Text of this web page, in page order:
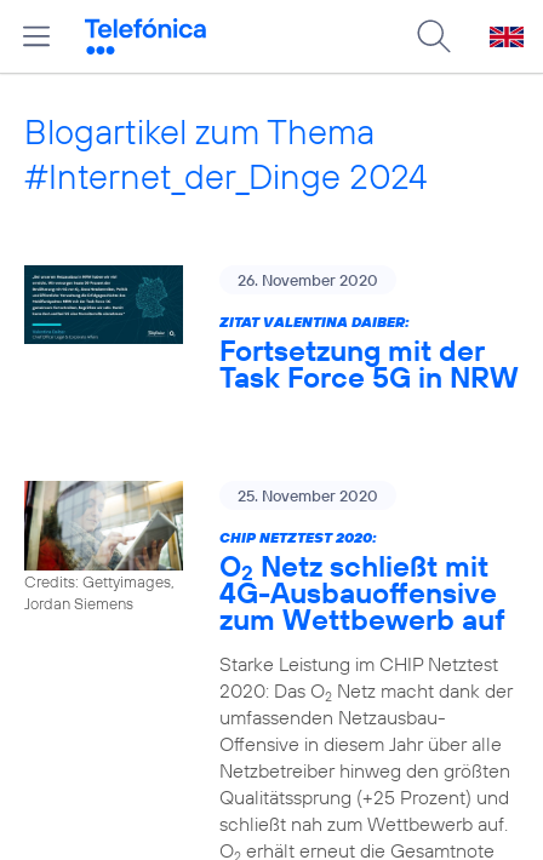
Blogartikel zum Thema
#Internet_der_Dinge 2024
26. November 2020
ZITAT VALENTINA DAIBER:
Fortsetzung mit der
Task Force 5G in NRW
Credits: Gettyimages,
Jordan Siemens
25. November 2020
CHIP NETZTEST 2020:
O2 Netz schließt mit
4G-Ausbauoffensive
zum Wettbewerb auf
Starke Leistung im CHIP Netztest
2020: Das O2Netz macht dank der
umfassenden Netzausbau-
Offensive in diesem Jahr über alle
Netzbetreiber hinweg den größten
Qualitätssprung (+25 Prozent) und
schließt nah zum Wettbewerb auf.
O2erhält erneut die Gesamtnote